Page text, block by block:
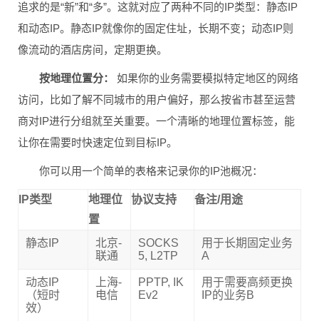
追求的是“新”和“多”。这就对应了两种不同的IP类型：静态IP
和动态IP。静态IP就像你的固定住址，长期不变；动态IP则
像流动的酒店房间，定期更换。
按地理位置分：
如果你的业务需要模拟特定地区的网络
访问，比如了解不同城市的用户偏好，那么按省市甚至运营
商对IP进行分组就至关重要。一个清晰的地理位置标签，能
让你在需要时快速定位到目标IP。
你可以用一个简单的表格来记录你的IP池概况：
IP类型
地理位
置
协议支持 备注/用途
静态IP
北京-
联通
SOCKS
5, L2TP
用于长期固定业务
A
动态IP
（短时
效）
上海-
电信
PPTP, IK
Ev2
用于需要高频更换
IP的业务B